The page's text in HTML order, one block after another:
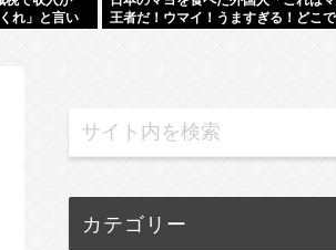
れ」と言い
王者だ！ウマイ！うますぎる！どこ
カテゴリー